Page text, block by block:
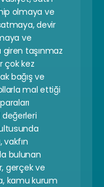
olmaya ve
devir
ve
giren taşınmaz
çok kez
bağış ve
mal ettiği
bulunan
gerçek ve
kamu kurum